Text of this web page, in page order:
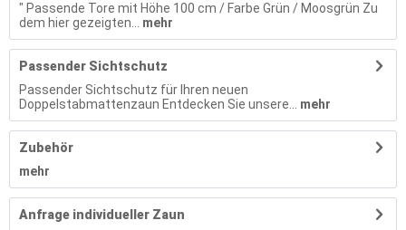
" Passende Tore mit Höhe 100 cm / Farbe Grün / Moosgrün Zu
dem hier gezeigten...
mehr
Passender Sichtschutz
Passender Sichtschutz für Ihren neuen
Doppelstabmattenzaun Entdecken Sie unsere...
mehr
Zubehör
mehr
Anfrage individueller Zaun